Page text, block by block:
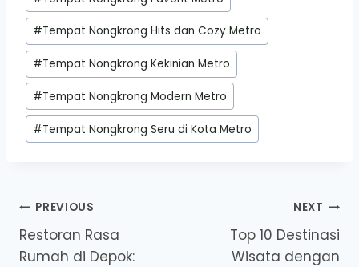
#Tempat Nongkrong Hits dan Cozy Metro
#Tempat Nongkrong Kekinian Metro
#Tempat Nongkrong Modern Metro
#Tempat Nongkrong Seru di Kota Metro
Post
navigation
PREVIOUS
Restoran Rasa
Rumah di Depok:
NEXT
Top 10 Destinasi
Wisata dengan